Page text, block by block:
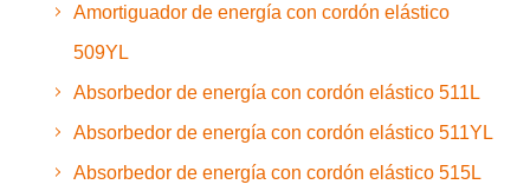
Amortiguador de energía con cordón elástico
509YL
Absorbedor de energía con cordón elástico 511L
Absorbedor de energía con cordón elástico 511YL
Absorbedor de energía con cordón elástico 515L